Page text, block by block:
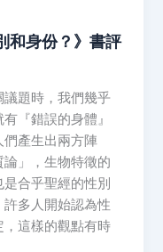
和身份？》書評
題時，我們幾乎
『錯誤的身體』
產生出兩方陣
」，生物特徵的
合乎聖經的性別
多人開始認為性
這樣的觀點有時